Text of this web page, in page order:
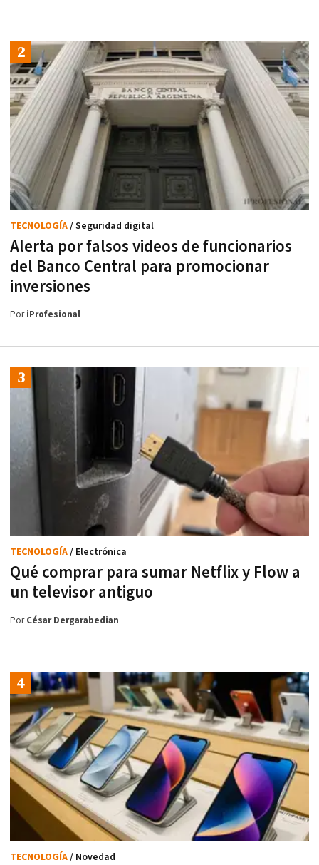
Alerta por falsos videos de funcionarios
del Banco Central para promocionar
inversiones
TECNOLOGÍA/ Seguridad digital
PoriProfesional
Qué comprar para sumar Netflix y Flow a
un televisor antiguo
TECNOLOGÍA/ Electrónica
PorCésar Dergarabedian
TECNOLOGÍA/ Novedad